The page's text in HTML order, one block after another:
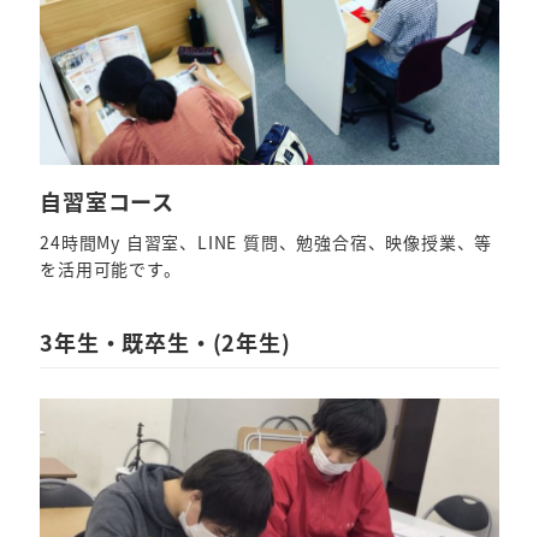
自習室コース
24時間My 自習室、LINE 質問、勉強合宿、映像授業、等
を活用可能です。
3年生・既卒生・(2年生)